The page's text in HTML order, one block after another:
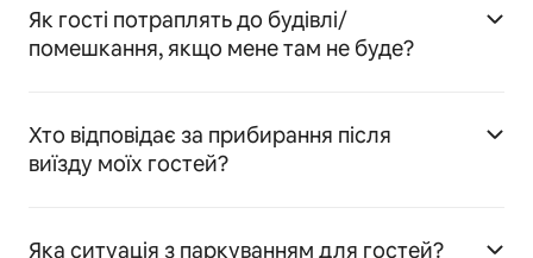
Як гості потраплять до будівлі/
помешкання, якщо мене там не буде?
Хто відповідає за прибирання після
виїзду моїх гостей?
Яка ситуація з паркуванням для гостей?